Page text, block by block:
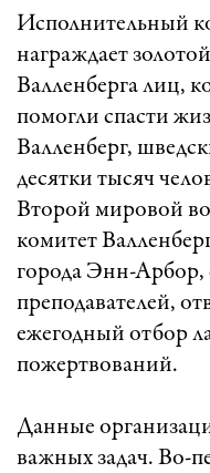
Исполнительный
награждает
Валленберга лиц,
помогли спасти
Валленберг,
десятки тысяч
Второй мировой
комитет
города Энн-Арбор,
преподавателей,
ежегодный отбор
пожертвований.
Данные
важных задач. Во-